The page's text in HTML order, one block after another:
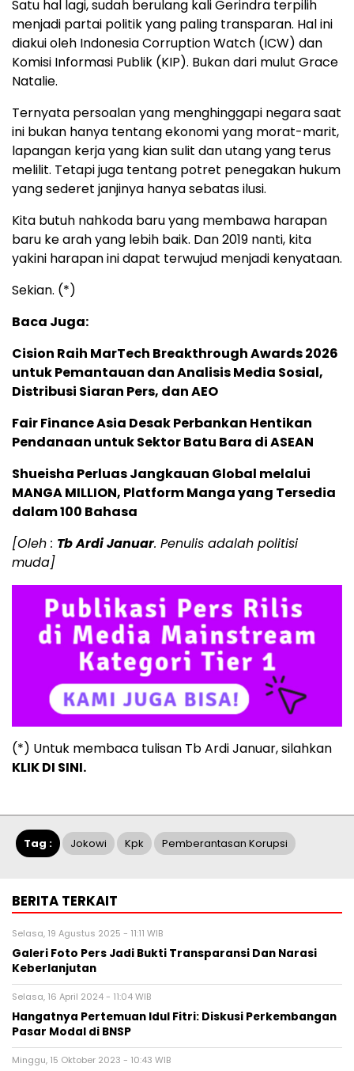
Satu hal lagi, sudah berulang kali Gerindra terpilih
menjadi partai politik yang paling transparan. Hal ini
diakui oleh Indonesia Corruption Watch (ICW) dan
Komisi Informasi Publik (KIP). Bukan dari mulut Grace
Natalie.
Ternyata persoalan yang menghinggapi negara saat
ini bukan hanya tentang ekonomi yang morat-marit,
lapangan kerja yang kian sulit dan utang yang terus
melilit. Tetapi juga tentang potret penegakan hukum
yang sederet janjinya hanya sebatas ilusi.
Kita butuh nahkoda baru yang membawa harapan
baru ke arah yang lebih baik. Dan 2019 nanti, kita
yakini harapan ini dapat terwujud menjadi kenyataan.
Sekian. (*)
Baca Juga:
Cision Raih MarTech Breakthrough Awards 2026
untuk Pemantauan dan Analisis Media Sosial,
Distribusi Siaran Pers, dan AEO
Fair Finance Asia Desak Perbankan Hentikan
Pendanaan untuk Sektor Batu Bara di ASEAN
Shueisha Perluas Jangkauan Global melalui
MANGA MILLION, Platform Manga yang Tersedia
dalam 100 Bahasa
[Oleh : Tb Ardi Januar. Penulis adalah politisi
muda]
(*) Untuk membaca tulisan Tb Ardi Januar, silahkan
KLIK DI SINI.
Tag : Jokowi Kpk Pemberantasan Korupsi
BERITA TERKAIT
Selasa, 19 Agustus 2025 - 11:11 WIB
Galeri Foto Pers Jadi Bukti Transparansi Dan Narasi
Keberlanjutan
Selasa, 16 April 2024 - 11:04 WIB
Hangatnya Pertemuan Idul Fitri: Diskusi Perkembangan
Pasar Modal di BNSP
Minggu, 15 Oktober 2023 - 10:43 WIB